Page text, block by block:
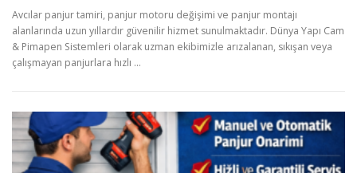
Avcılar panjur tamiri, panjur motoru değişimi ve panjur montajı
alanlarında uzun yıllardır güvenilir hizmet sunulmaktadır. Dünya Yapı Cam
& Pimapen Sistemleri olarak uzman ekibimizle arızalanan, sıkışan veya
çalışmayan panjurlara hızlı …